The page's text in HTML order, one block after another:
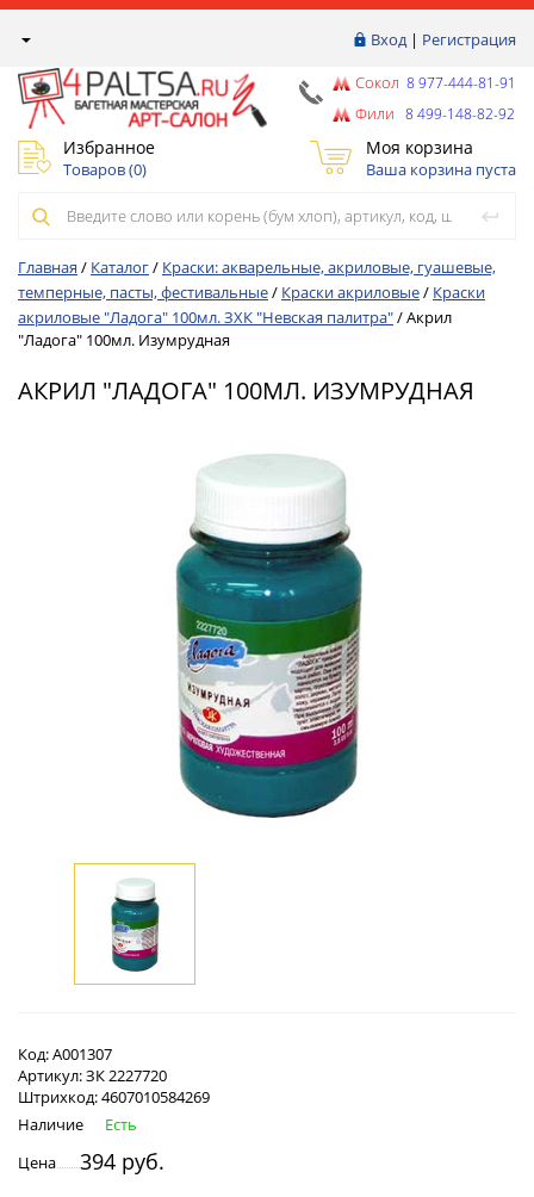
Вход| Регистрация
Сокол 8 977-444-81-91
Фили 8 499-148-82-92
Избранное
Товаров (0)
Моя корзина
Ваша корзина пуста
Главная / Каталог/ Краски: акварельные, акриловые, гуашевые,
темперные, пасты, фестивальные/ Краски акриловые/ Краски
акриловые "Ладога" 100мл. ЗХК "Невская палитра"/Акрил
"Ладога" 100мл. Изумрудная
АКРИЛ "ЛАДОГА" 100МЛ. ИЗУМРУДНАЯ
Код:А001307
Артикул:ЗК 2227720
Штрихкод:4607010584269
Наличие
Есть
Цена
394 руб.